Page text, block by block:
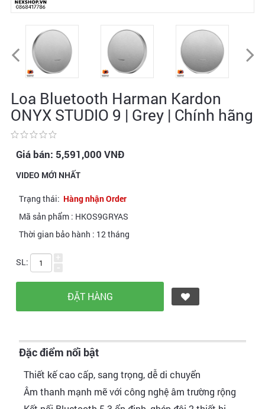
Loa Bluetooth Harman Kardon
ONYX STUDIO 9 | Grey | Chính hãng
Giá bán: 5,591,000 VNĐ
VIDEO MỚI NHẤT
Trạng thái: Hàng nhận Order
Mã sản phẩm : HKOS9GRYAS
Thời gian bảo hành : 12 tháng
SL:
Đặc điểm nổi bật
Thiết kế cao cấp, sang trọng, dễ di chuyển
Âm thanh mạnh mẽ với công nghệ âm trường rộng